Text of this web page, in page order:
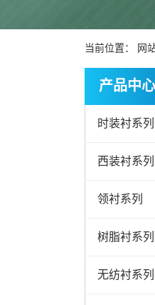
当前位置： 网
产品中心
时装衬系列
西装衬系列
领衬系列
树脂衬系列
无纺衬系列